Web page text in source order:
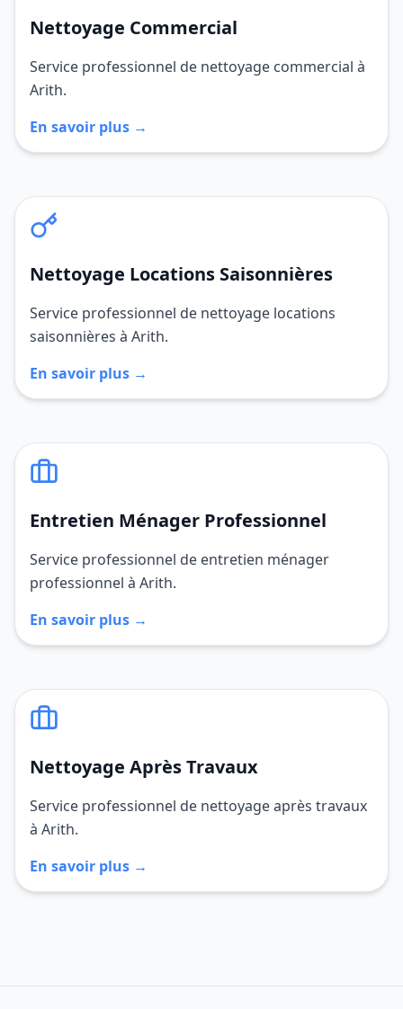
Nettoyage Commercial
Service professionnel de nettoyage commercial à
Arith.
En savoir plus →
Nettoyage Locations Saisonnières
Service professionnel de nettoyage locations
saisonnières à Arith.
En savoir plus →
Entretien Ménager Professionnel
Service professionnel de entretien ménager
professionnel à Arith.
En savoir plus →
Nettoyage Après Travaux
Service professionnel de nettoyage après travaux
à Arith.
En savoir plus →